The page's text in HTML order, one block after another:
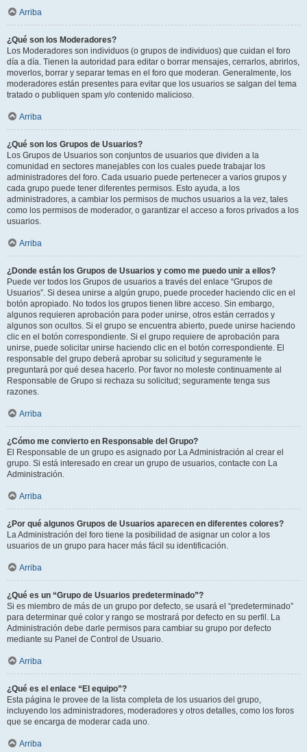
Arriba
¿Qué son los Moderadores?
Los Moderadores son individuos (o grupos de individuos) que cuidan el foro
día a día. Tienen la autoridad para editar o borrar mensajes, cerrarlos, abrirlos,
moverlos, borrar y separar temas en el foro que moderan. Generalmente, los
moderadores están presentes para evitar que los usuarios se salgan del tema
tratado o publiquen spam y/o contenido malicioso.
Arriba
¿Qué son los Grupos de Usuarios?
Los Grupos de Usuarios son conjuntos de usuarios que dividen a la
comunidad en sectores manejables con los cuales puede trabajar los
administradores del foro. Cada usuario puede pertenecer a varios grupos y
cada grupo puede tener diferentes permisos. Esto ayuda, a los
administradores, a cambiar los permisos de muchos usuarios a la vez, tales
como los permisos de moderador, o garantizar el acceso a foros privados a los
usuarios.
Arriba
¿Donde están los Grupos de Usuarios y como me puedo unir a ellos?
Puede ver todos los Grupos de usuarios a través del enlace “Grupos de
Usuarios”. Si desea unirse a algún grupo, puede proceder haciendo clic en el
botón apropiado. No todos los grupos tienen libre acceso. Sin embargo,
algunos requieren aprobación para poder unirse, otros están cerrados y
algunos son ocultos. Si el grupo se encuentra abierto, puede unirse haciendo
clic en el botón correspondiente. Si el grupo requiere de aprobación para
unirse, puede solicitar unirse haciendo clic en el botón correspondiente. El
responsable del grupo deberá aprobar su solicitud y seguramente le
preguntará por qué desea hacerlo. Por favor no moleste continuamente al
Responsable de Grupo si rechaza su solicitud; seguramente tenga sus
razones.
Arriba
¿Cómo me convierto en Responsable del Grupo?
El Responsable de un grupo es asignado por La Administración al crear el
grupo. Si está interesado en crear un grupo de usuarios, contacte con La
Administración.
Arriba
¿Por qué algunos Grupos de Usuarios aparecen en diferentes colores?
La Administración del foro tiene la posibilidad de asignar un color a los
usuarios de un grupo para hacer más fácil su identificación.
Arriba
¿Qué es un “Grupo de Usuarios predeterminado”?
Si es miembro de más de un grupo por defecto, se usará el “predeterminado”
para determinar qué color y rango se mostrará por defecto en su perfil. La
Administración debe darle permisos para cambiar su grupo por defecto
mediante su Panel de Control de Usuario.
Arriba
¿Qué es el enlace “El equipo”?
Esta página le provee de la lista completa de los usuarios del grupo,
incluyendo los administradores, moderadores y otros detalles, como los foros
que se encarga de moderar cada uno.
Arriba